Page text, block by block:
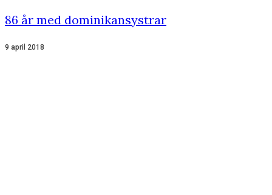
86 år med dominikansystrar
9 april 2018